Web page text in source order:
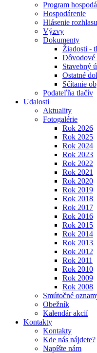
Program
Hospodárenie
Hlásenie rozhlasu
Výzvy
Dokumenty
Žiadosti -
Dôvodové
Stavebný
Ostatné
Sčítanie
Podateľňa tlačív
Udalosti
Aktuality
Fotogalérie
Rok 2026
Rok 2025
Rok 2024
Rok 2023
Rok 2022
Rok 2021
Rok 2020
Rok 2019
Rok 2018
Rok 2017
Rok 2016
Rok 2015
Rok 2014
Rok 2013
Rok 2012
Rok 2011
Rok 2010
Rok 2009
Rok 2008
Smútočné
Obežník
Kalendár akcií
Kontakty
Kontakty
Kde nás nájdete?
Napíšte nám